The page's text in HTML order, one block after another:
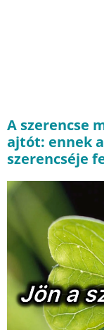
A szerencse
ajtót: ennek
szerencséje